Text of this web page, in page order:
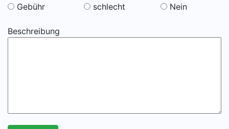
Gebühr
schlecht
Nein
Beschreibung